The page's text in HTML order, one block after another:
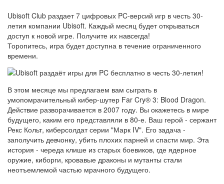
Ubisoft Club раздает 7 цифровых PC-версий игр в честь 30-
летия компании Ubisoft. Каждый месяц будет открываться
доступ к новой игре. Получите их навсегда!
Торопитесь, игра будет доступна в течение ограниченного
времени.
В этом месяце мы предлагаем вам сыграть в
умопомрачительный кибер-шутер Far Cry® 3: Blood Dragon.
Действие разворачивается в 2007 году. Вы окажетесь в мире
будущего, каким его представляли в 80-е. Ваш герой - сержант
Рекс Кольт, киберсолдат серии "Марк IV". Его задача -
заполучить девчонку, убить плохих парней и спасти мир. Эта
история - череда клише из старых боевиков, где ядерное
оружие, киборги, кровавые драконы и мутанты стали
неотъемлемой частью мрачного будущего.